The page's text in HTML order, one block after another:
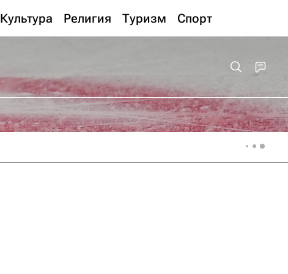
Культура Религия Туризм Спорт